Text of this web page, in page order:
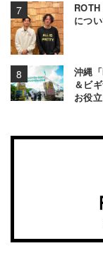
につ
沖縄
＆ビ
お役